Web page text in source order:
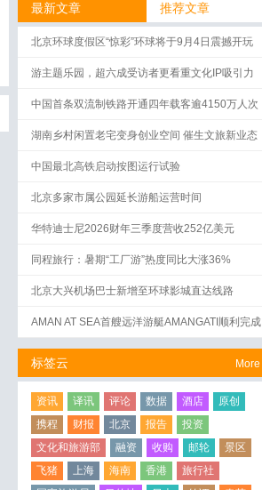
最新文章 推荐文章
北京环球度假区“惊彩”环球将于9月4日震撼开玩
游主题乐园，超六成受访者更看重文化IP吸引力
中国首条双流制铁路开通四年载客逾4150万人次
湖南乡村闲置老宅变身创业空间 催生文旅新业态
中国最北高铁启动按图运行试验
北京多家市属公园延长游船运营时间
华特迪士尼2026财年三季度营收252亿美元
同程旅行：暑期“工厂游”热度同比大涨36%
北京大兴机场巴士新增至环球影城直达线路
AMAN AT SEA首艘远洋游艇AMANGATI顺利完成
下水仪式
More
标签云
资讯 译讯 评论 数据 酒店
原创
携程
财报 北京 报告
投资
文化和旅游部
融资 收购 邮轮
景区
飞猪
上海 海南 香港
旅行社